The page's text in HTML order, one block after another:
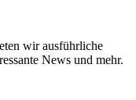
wir ausführliche
News und mehr.